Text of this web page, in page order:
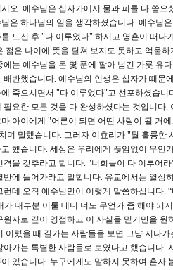
오. 예수님은 십자가에서 물과 피를 다 쏟
은 하나님의 일을 생각하셨습니다. 예수님
드신 후 "다 이루었다" 하시고 영혼이 떠나
젊은 나이에 뜻을 펼쳐 보지도 못하고 억울
에는 예수님을 돈 몇 푼에 팔아 넘긴 가룟 유
배반했습니다. 예수님의 인생은 십자가 때문
죽으시면서 "다 이루었다"고 선포하셨습니
필요한 모든 것을 다 완성하셨다는 것입니다
아이에게 "어른이 되면 어떤 사람이 될 거
며 말했습니다. 그러자 이효리가 "뭘 훌륭한
했습니다. 세상은 우리에게 끊임없이 무언
격을 갖추라고 합니다. "너희들이 다 이루어
반에 들어가라고 말합니다. 유교에서는 열심
런데 오직 예수님만이 이렇게 말씀하십니다.
가 대부분 이룰 테니 너도 무언가 좀 해야 되
원자로 깊이 영접하고 이 사실을 믿기만을 원
어렸을 때 길가는 사람들을 보면 그냥 지나
아가는 특별한 사람들로 보였다고 했습니다.
있습니다. 누구에게도 말하지 못하여 혼자